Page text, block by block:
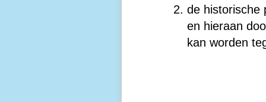
de historische
en hieraan
kan worden